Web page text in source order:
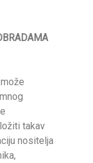
takav
nositelja